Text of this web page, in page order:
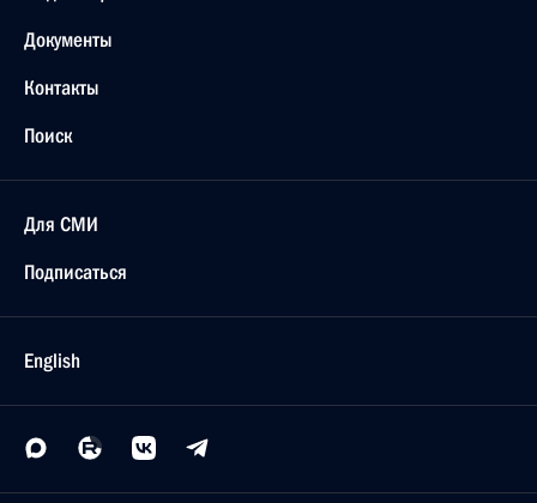
Документы
Контакты
Поиск
Для СМИ
Подписаться
English